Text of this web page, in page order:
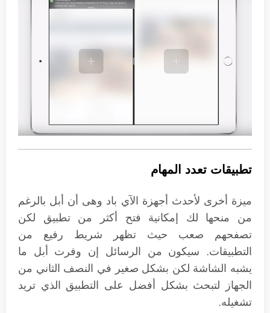
تطبيقات تعدد المهام
ميزة أخرى لأحدث أجهزة الآي باد وهى أن أبل بالرغم
من منحها لك إمكانية فتح أكثر من تطبيق لكن
تصفحهم صعب حيث تظهر شريط رفيع من
التطبيقات. سيكون من الرسائل إن وفرت أبل ما
يشبه الشاشة لكن بشكل صغير في النصف الثاني من
الجهاز لتبحث بشكل أفضل على التطبيق الذي تريد
تشغيله.